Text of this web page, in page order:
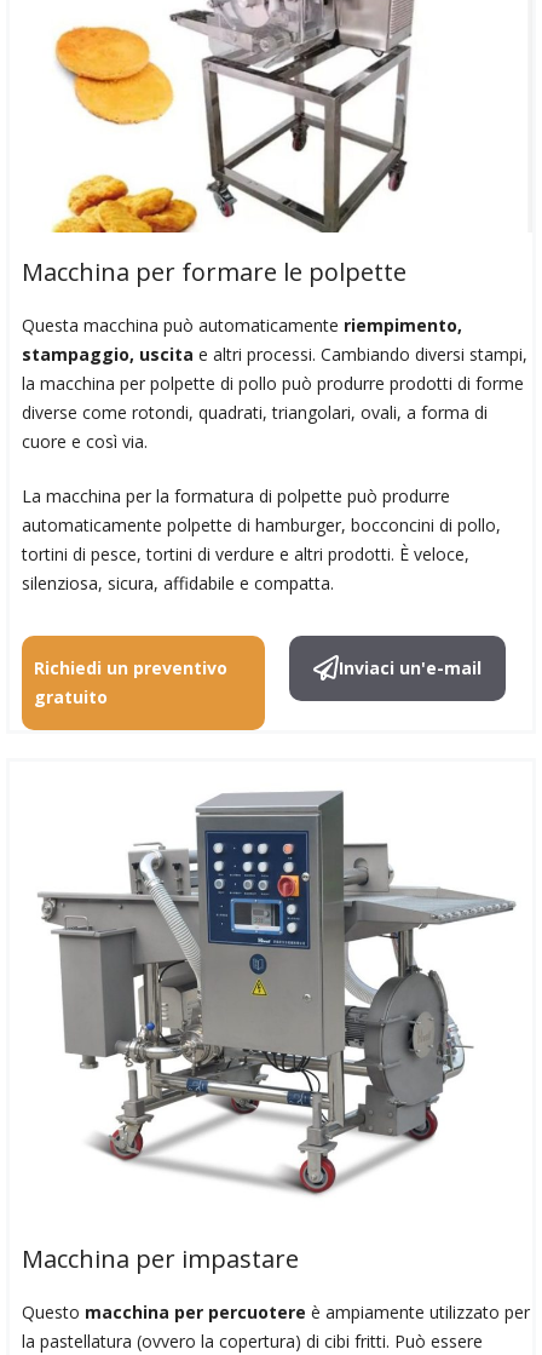
Macchina per formare le polpette
Questa macchina può automaticamente riempimento,
stampaggio, uscita e altri processi. Cambiando diversi stampi,
la macchina per polpette di pollo può produrre prodotti di forme
diverse come rotondi, quadrati, triangolari, ovali, a forma di
cuore e così via.
La macchina per la formatura di polpette può produrre
automaticamente polpette di hamburger, bocconcini di pollo,
tortini di pesce, tortini di verdure e altri prodotti. È veloce,
silenziosa, sicura, affidabile e compatta.
Richiedi un preventivo
gratuito
Inviaci un'e-mail
Macchina per impastare
Questo macchina per percuotere è ampiamente utilizzato per
la pastellatura (ovvero la copertura) di cibi fritti. Può essere